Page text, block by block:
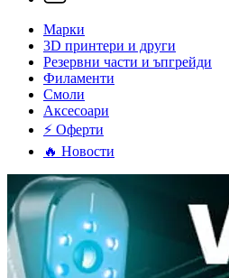
Mарки
3D принтери и други
Резервни части и ъпгрейди
Филаменти
Смоли
Аксесоари
⚡ Оферти
🔥 Новости